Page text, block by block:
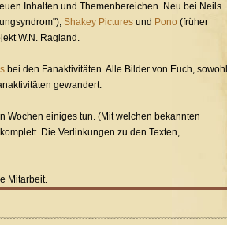
Inhalten und Themenbereichen. Neu bei Neils
Shakey Pictures und Pono (früher
W.N. Ragland.
bei den Fanaktivitäten. Alle Bilder von Euch, sowohl
gewandert.
Wochen einiges tun. (Mit welchen bekannten
Die Verlinkungen zu den Texten,
Mitarbeit.